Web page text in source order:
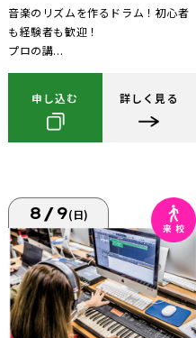
音楽のリズムを作るドラム！初心者
も経験者も歓迎！
プロの講...
申し込む 詳しく見る
8/9(日)